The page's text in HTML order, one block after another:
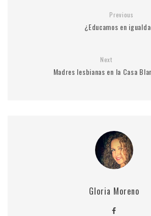
Previous
¿Educamos en
Next
Madres lesbianas en la Casa
Gloria Moreno